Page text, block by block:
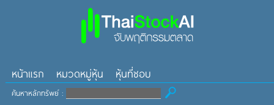
หน้าแรก หมวดหมู่หุ้น หุ้นที่ชอบ
ค้นหาหลักทรัพย์ :